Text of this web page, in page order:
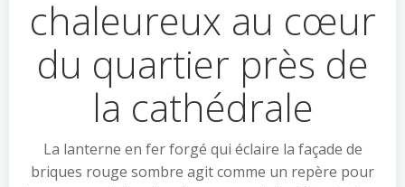
chaleureux au cœur
du quartier près de
la cathédrale
La lanterne en fer forgé qui éclaire la façade de
briques rouge sombre agit comme un repère pour